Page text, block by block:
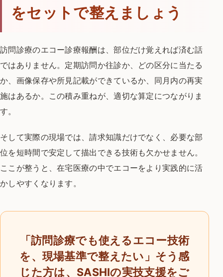
をセットで整えましょう
訪問診療のエコー診療報酬は、部位だけ覚えれば済む話
ではありません。定期訪問か往診か、どの区分に当たる
か、画像保存や所見記載ができているか、同月内の再実
施はあるか。この積み重ねが、適切な算定につながりま
す。
そして実際の現場では、請求知識だけでなく、必要な部
位を短時間で安定して描出できる技術も欠かせません。
ここが整うと、在宅医療の中でエコーをより実践的に活
かしやすくなります。
「訪問診療でも使えるエコー技術
を、現場基準で整えたい」 そう感
じた方は、SASHIの実技支援をご